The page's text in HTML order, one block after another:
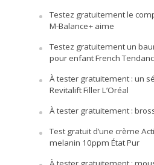
Testez gratuitement le
M-Balance+ aime
Testez gratuitement un
pour enfant French
À tester gratuitement : un
Revitalift Filler L’Oréal
À tester gratuitement :
Test gratuit d’une crème
melanin 10ppm État Pur